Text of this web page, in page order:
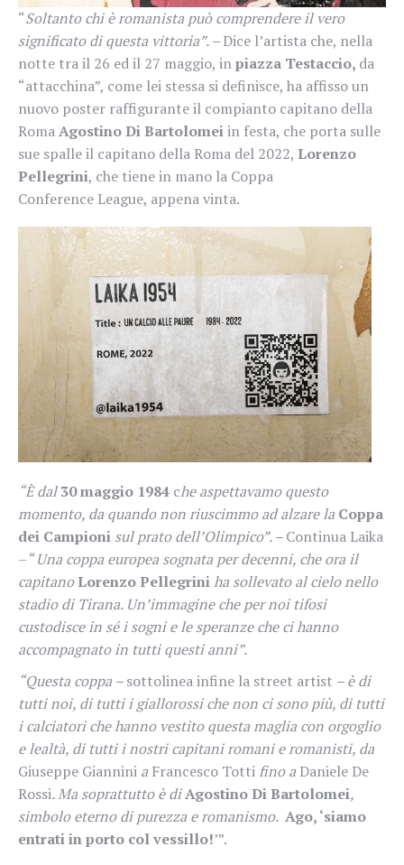
“Soltanto chi è romanista può comprendere il vero
significato di questa vittoria”. –Dice l’artista che, nella
notte tra il 26 ed il 27 maggio, inpiazza Testaccio, da
“attacchina”, come lei stessa si definisce, ha affisso un
nuovo poster raffigurante il compianto capitano della
RomaAgostino Di Bartolomeiin festa, che porta sulle
sue spalle il capitano della Roma del 2022, Lorenzo
Pellegrini, che tiene in mano la Coppa
Conference League, appena vinta.
“È dal 30 maggio 1984 che aspettavamo questo
momento, da quando non riuscimmo ad alzare la Coppa
dei Campioni sul prato dell’Olimpico”. –Continua Laika
– “Una coppa europea sognata per decenni, che ora il
capitanoLorenzo Pellegriniha sollevato al cielo nello
stadio di Tirana. Un’immagine che per noi tifosi
custodisce in sé i sogni e le speranze che ci hanno
accompagnato in tutti questi anni”.
“Questa coppa –sottolinea infine la street artist – è di
tutti noi, di tutti i giallorossi che non ci sono più, di tutti
i calciatori che hanno vestito questa maglia con orgoglio
e lealtà, di tutti i nostri capitani romani e romanisti, da
Giuseppe Giannini a Francesco Totti fino a Daniele De
Rossi. Ma soprattutto è diAgostino Di Bartolomei,
simbolo eterno di purezza e romanismo. Ago, ‘siamo
entrati in porto col vessillo!’”.